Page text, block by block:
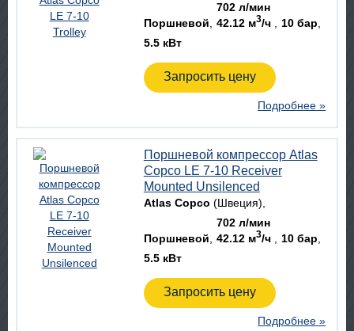
Поршневой
702 л/мин
42.12 м3/ч
10 бар
5.5 кВт
Запросить цену
Подробнее »
Поршневой компрессор Atlas
Copco LE 7-10 Receiver
Mounted Unsilenced
Atlas Copco (Швеция)
Поршневой
702 л/мин
42.12 м3/ч
10 бар
5.5 кВт
Запросить цену
Подробнее »